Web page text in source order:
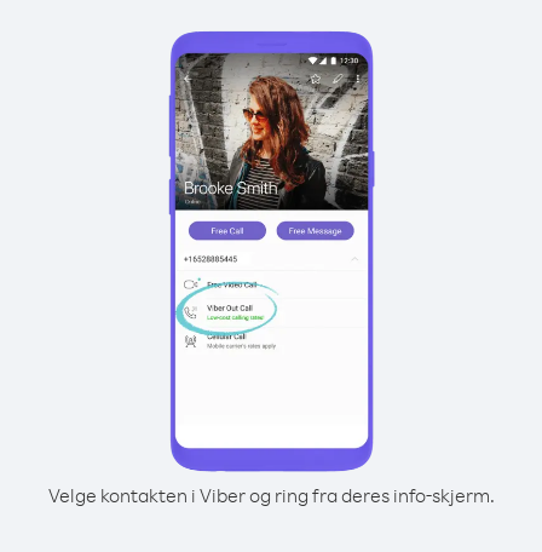
Velge kontakten i Viber og ring fra deres info-skjerm.